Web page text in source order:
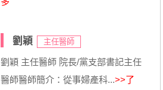
劉穎 主任醫師
劉穎 主任醫師 院長/黨支部書記主任
醫師醫師簡介：從事婦產科...>>了